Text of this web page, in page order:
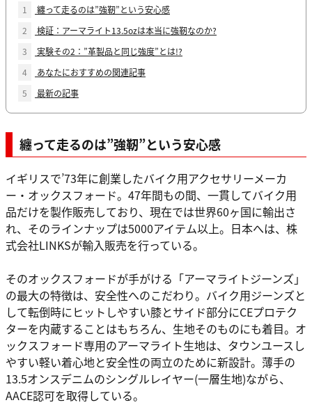
1
纏って走るのは”強靭”という安心感
2
検証：アーマライト13.5ozは本当に強靭なのか?
3
実験その2：”革製品と同じ強度”とは!?
4
あなたにおすすめの関連記事
5
最新の記事
纏って走るのは”強靭”という安心感
イギリスで’73年に創業したバイク用アクセサリーメーカ
ー・オックスフォード。47年間もの間、一貫してバイク用
品だけを製作販売しており、現在では世界60ヶ国に輸出さ
れ、そのラインナップは5000アイテム以上。日本へは、株
式会社LINKSが輸入販売を行っている。
そのオックスフォードが手がける「アーマライトジーンズ」
の最大の特徴は、安全性へのこだわり。バイク用ジーンズと
して転倒時にヒットしやすい膝とサイド部分にCEプロテク
ターを内蔵することはもちろん、生地そのものにも着目。オ
ックスフォード専用のアーマライト生地は、タウンユースし
やすい軽い着心地と安全性の両立のために新設計。薄手の
13.5オンスデニムのシングルレイヤー(一層生地)ながら、
AACE認可を取得している。